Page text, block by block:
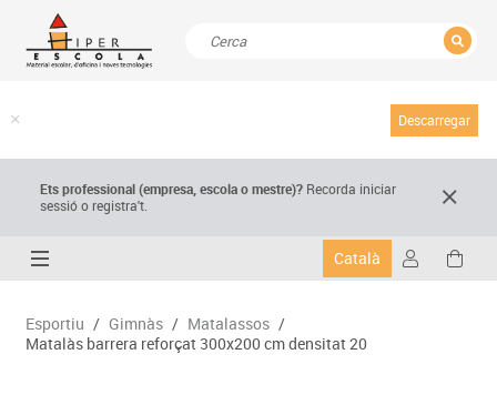
Descarregar
Ets professional (empresa,escola o mestre)? Recorda iniciar
sessió o registra't.
Català
Esportiu / Gimnàs / Matalassos /
Matalàs barrera reforçat 300x200 cm densitat 20